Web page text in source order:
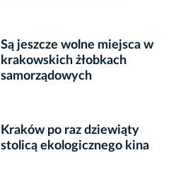
Są jeszcze wolne miejsca w
krakowskich żłobkach
samorządowych
Kraków po raz dziewiąty
stolicą ekologicznego kina